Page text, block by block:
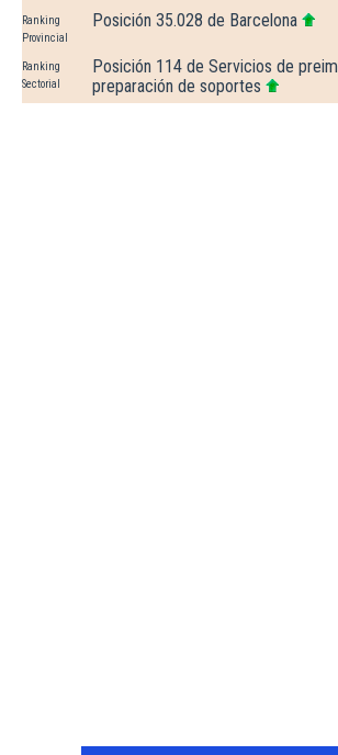
Ranking
Provincial
Posición 35.028 de Barcelona
Ranking
Sectorial
Posición 114 de Servicios de
preparación de soportes